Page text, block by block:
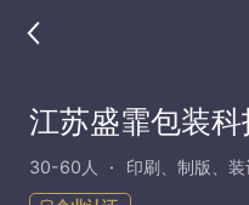
江苏盛霏包装科
30-60人 印刷、制版、装